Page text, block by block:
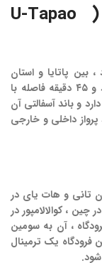
( U-Tapao
بین پاتایا و استان
رایونگ قرار دارد و کاربرد مسافربری و نظامی دارد و ۴۵ دقیقه فاصله با
با سطح دریا ۱۳ متر فاصله دارد و باند آسفالتی آن
پرواز داخلی و خارجی
تانی و هات یای در
چین ، کوالالامپور در
، آن به سومین
فرودگاه یک ترمینال